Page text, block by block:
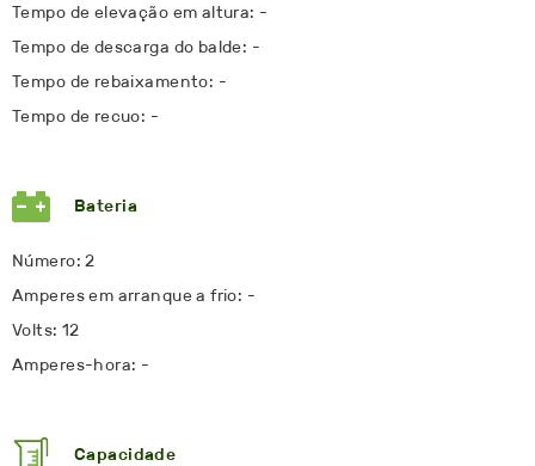
Tempo de elevação em altura: -
Tempo de descarga do balde: -
Tempo de rebaixamento: -
Tempo de recuo: -
Bateria
Número: 2
Amperes em arranque a frio: -
Volts: 12
Amperes-hora: -
Capacidade